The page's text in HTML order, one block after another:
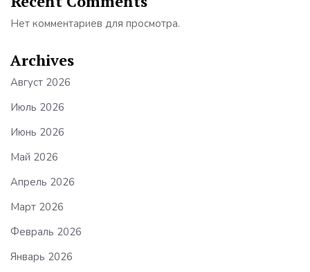
Нет комментариев для просмотра.
Archives
Август 2026
Июль 2026
Июнь 2026
Май 2026
Апрель 2026
Март 2026
Февраль 2026
Январь 2026